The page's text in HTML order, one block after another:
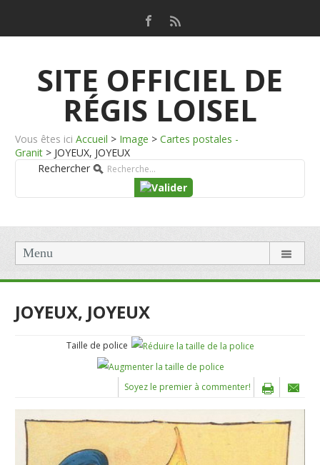
SITE OFFICIEL DE
RÉGIS LOISEL
Vous êtes ici Accueil > Image > Cartes postales -
Granit > JOYEUX, JOYEUX
Rechercher
Menu
JOYEUX, JOYEUX
Taille de police
Soyez le premier à commenter!